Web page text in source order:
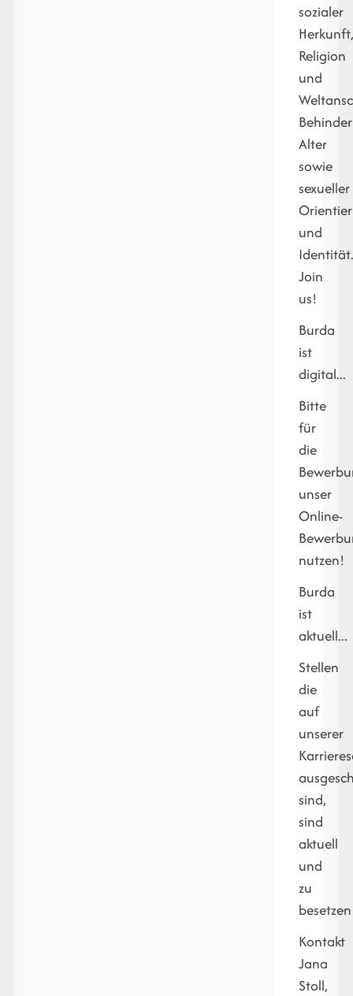
sozialer
Religion
und
Alter
sowie
sexueller
und
Join
us!
Burda
ist
digital...
Bitte
für
die
unser
Online-
nutzen!
Burda
ist
aktuell...
Stellen
die
auf
unserer
sind,
sind
aktuell
und
zu
Kontakt
Jana
Stoll,